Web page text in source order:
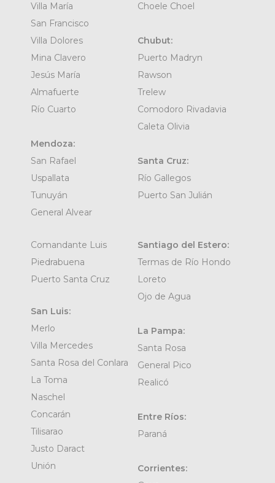
Villa María
San Francisco
Villa Dolores
Mina Clavero
Jesús María
Almafuerte
Río Cuarto
Mendoza:
San Rafael
Uspallata
Tunuyán
General Alvear
Choele Choel
Chubut:
Puerto Madryn
Rawson
Trelew
Comodoro Rivadavia
Caleta Olivia
Santa Cruz:
Río Gallegos
Puerto San Julián
Comandante Luis
Piedrabuena
Puerto Santa Cruz
San Luis:
Merlo
Villa Mercedes
Santa Rosa del Conlara
La Toma
Naschel
Concarán
Tilisarao
Justo Daract
Unión
Santiago del Estero:
Termas de Río Hondo
Loreto
Ojo de Agua
La Pampa:
Santa Rosa
General Pico
Realicó
Entre Ríos:
Paraná
Corrientes: